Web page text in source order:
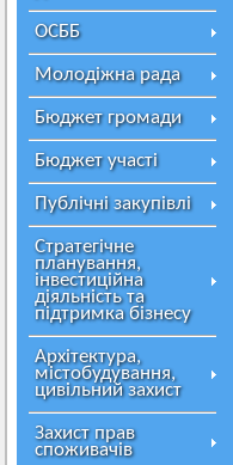
ОСББ
Молодіжна рада
Бюджет громади
Бюджет участі
Публічні закупівлі
Стратегічне
планування,
інвестиційна
діяльність та
підтримка бізнесу
Архітектура,
містобудування,
цивільний захист
Захист прав
споживачів